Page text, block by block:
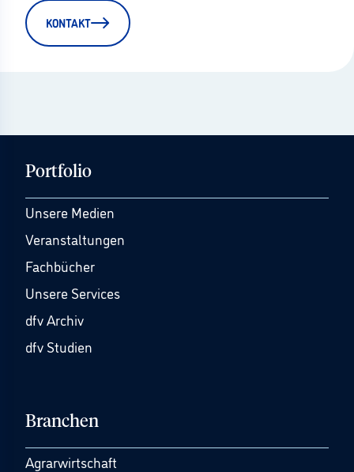
KONTAKT
Portfolio
Unsere Medien
Veranstaltungen
Fachbücher
Unsere Services
dfv Archiv
dfv Studien
Branchen
Agrarwirtschaft